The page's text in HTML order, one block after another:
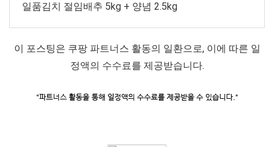
일품김치 절임배추 5kg + 양념 2.5kg
이 포스팅은 쿠팡 파트너스 활동의 일환으로, 이에 따른 일
정액의 수수료를 제공받습니다.